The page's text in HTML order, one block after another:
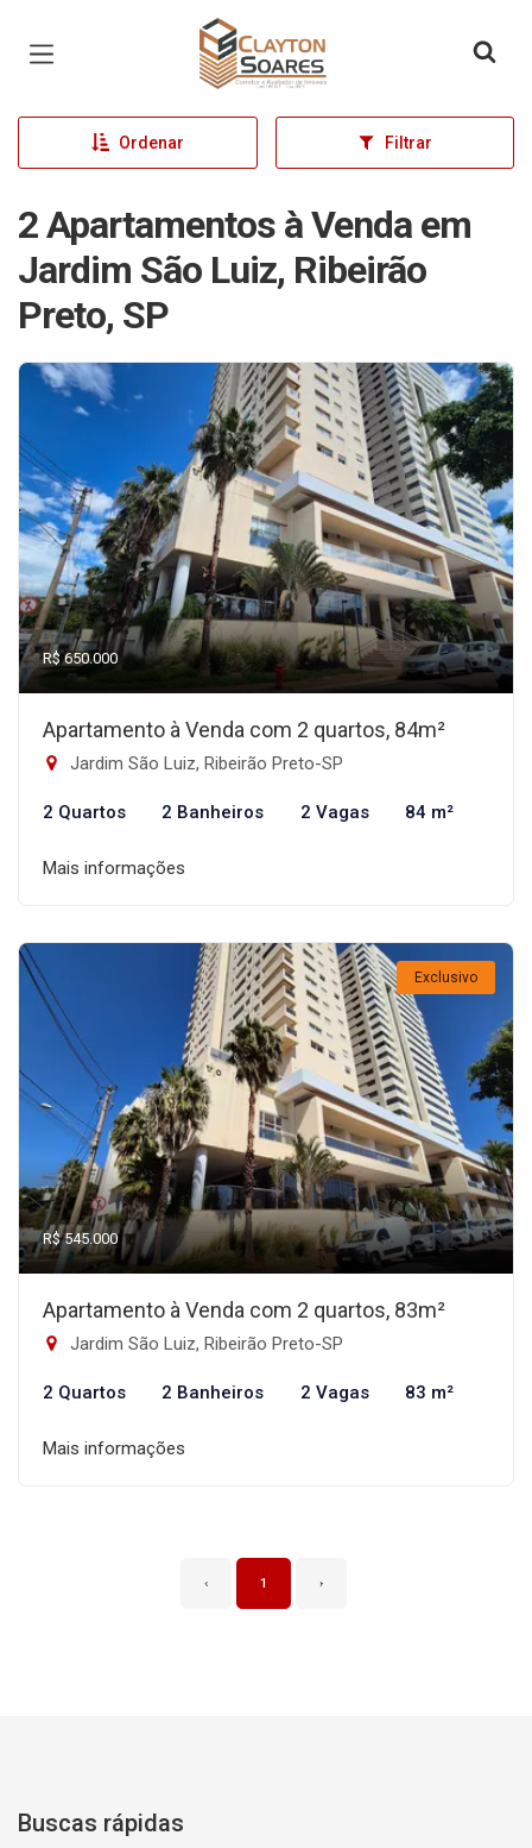
Página inicial
Ordenar Filtrar
2 Apartamentos à Venda em
Jardim São Luiz, Ribeirão
Preto, SP
R$ 650.000
Apartamento à Venda com 2 quartos, 84m²
Jardim São Luiz, Ribeirão Preto-SP
2 Quartos 2 Banheiros 2 Vagas 84 m²
Mais informações
Exclusivo
R$ 545.000
Apartamento à Venda com 2 quartos, 83m²
Jardim São Luiz, Ribeirão Preto-SP
2 Quartos 2 Banheiros 2 Vagas 83 m²
Mais informações
‹ 1 ›
Buscas rápidas